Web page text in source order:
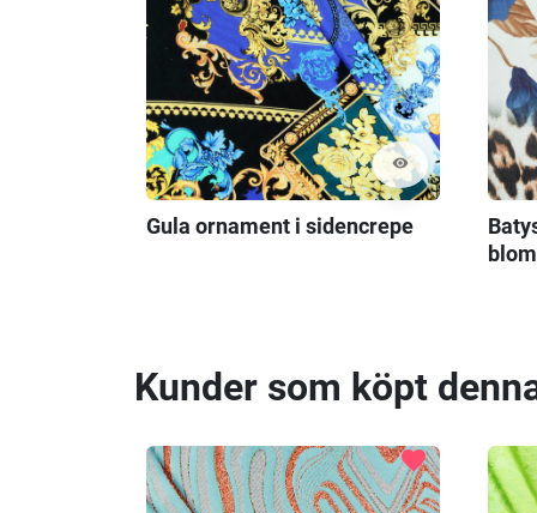
visibility
Gula ornament i sidencrepe
Kunder som köpt
favorite